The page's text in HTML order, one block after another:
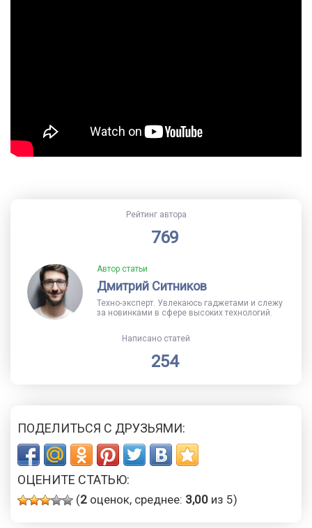
Рейтинг автора
769
Автор статьи
Дмитрий Ситников
Техно-эксперт. Увлекаюсь гаджетами и слежу
за новинками в сфере высоких технологий.
Написано статей
254
ПОДЕЛИТЬСЯ С ДРУЗЬЯМИ:
ОЦЕНИТЕ СТАТЬЮ:
(2 оценок, среднее: 3,00 из 5)